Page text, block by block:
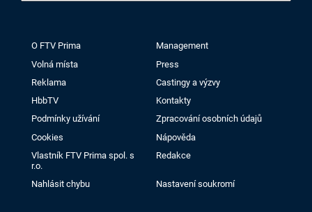
O FTV Prima
Management
Volná místa
Press
Reklama
Castingy a výzvy
HbbTV
Kontakty
Podmínky užívání
Zpracování osobních údajů
Cookies
Nápověda
Vlastník FTV Prima spol. s
r.o.
Redakce
Nahlásit chybu Nastavení soukromí